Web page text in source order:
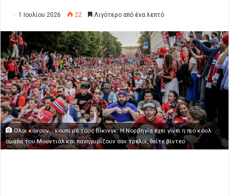
1 Ιουλίου 2026 22 Λιγότερο από ένα λεπτό
Ολοι κάνουν… κουπί με τους Βίκινγκ: Η Νορβηγία έχει γίνει η πιο κουλ
ομάδα του Μουντιάλ και πανηγυρίζουν σαν τρελοί, δείτε βίντεο